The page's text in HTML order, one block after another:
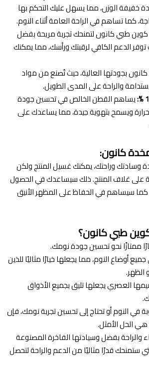
خفيفة الوزن، مما يسهل عليك التحكم بها
كما تساهم في الراحة العامة أثناء النوم.
طبي كانون لتمنحك تجربة مريحة بفضل
الدعم الكافي لرقبتك ورأسك، مما يمكنك
بجودتها العالية، حيث تُصنع من مواد
والراحة على المدى الطويل.
يساهم القطن الخالص في تحسين جودة
ويسمح بتهوية جيدة، مما يساعدك على
كانون:
وسادتك وراحتك، يمكنك غسيل المنتج ولكن
على غلاف المنتج. ذلك سيساعدك في الحصول
سيساهم في الحفاظ على المظهر الأنيق
طبي كانون؟
ممتازًا نحو تحسين جودة نومك.
أوضاع النوم، مما يجعلها خيارًا مثاليًا للذين
الظهر.
العصري يجعلها تليق بجميع الأذواق
النوم أو تحتاج إلى تحسين تجربة نومك، فإن
الحل الأمثل.
والراحة بفضل وسيادتها الفاخرة المصنوعة
ستمنحك قدرًا مثاليًا من الدعم والراحة لتحصل